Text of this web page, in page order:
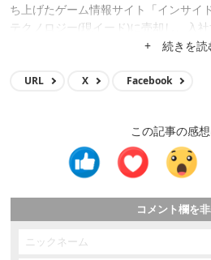
ち上げたゲーム情報サイト「インサイ
テクノロジー(現イード)に売却し、入
メディア運営、クロスワードアプリ開
+ 続きを読
URL X Facebook
この記事の感
コメント欄を